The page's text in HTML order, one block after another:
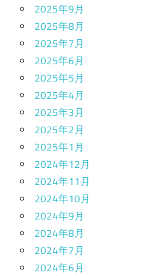
2025年9月
2025年8月
2025年7月
2025年6月
2025年5月
2025年4月
2025年3月
2025年2月
2025年1月
2024年12月
2024年11月
2024年10月
2024年9月
2024年8月
2024年7月
2024年6月